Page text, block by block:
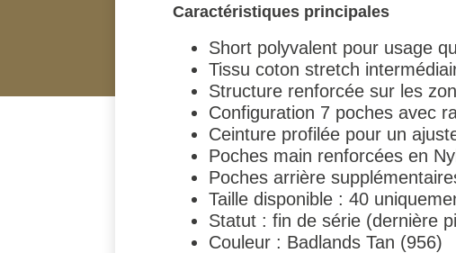
Caractéristiques principales
Short polyvalent pour usage
Tissu coton stretch
Structure renforcée sur les
Configuration 7 poches avec
Ceinture profilée pour un
Poches main renforcées en
Poches arrière
Taille disponible : 40
Statut : fin de série (dernière
Couleur : Badlands Tan (956)